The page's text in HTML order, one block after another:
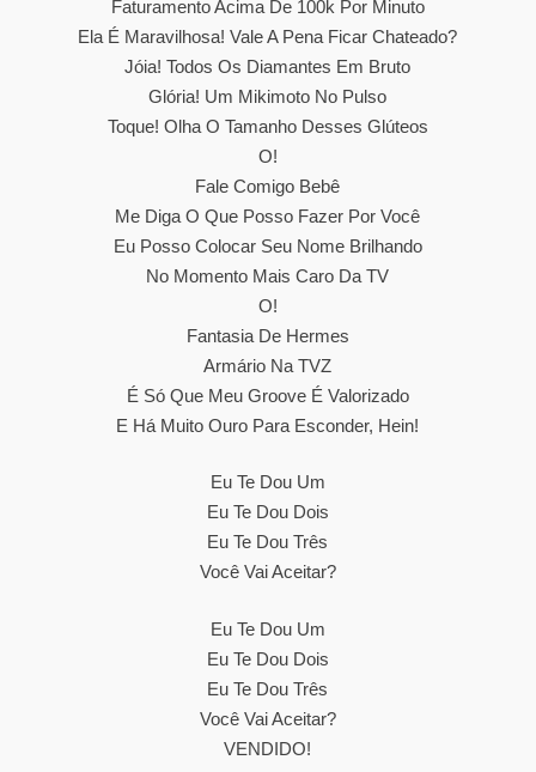
Faturamento Acima De 100k Por Minuto
Ela É Maravilhosa! Vale A Pena Ficar Chateado?
Jóia! Todos Os Diamantes Em Bruto
Glória! Um Mikimoto No Pulso
Toque! Olha O Tamanho Desses Glúteos
O!
Fale Comigo Bebê
Me Diga O Que Posso Fazer Por Você
Eu Posso Colocar Seu Nome Brilhando
No Momento Mais Caro Da TV
O!
Fantasia De Hermes
Armário Na TVZ
É Só Que Meu Groove É Valorizado
E Há Muito Ouro Para Esconder, Hein!
Eu Te Dou Um
Eu Te Dou Dois
Eu Te Dou Três
Você Vai Aceitar?
Eu Te Dou Um
Eu Te Dou Dois
Eu Te Dou Três
Você Vai Aceitar?
VENDIDO!